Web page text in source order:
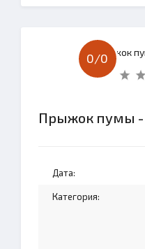
0/0
Прыжок пумы -
Дата:
Категория: